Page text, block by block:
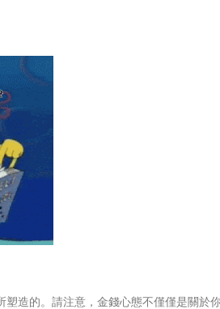
造的。請注意，金錢心態不僅僅是關於